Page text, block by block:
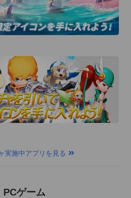
実施中アプリを見る
PCゲーム